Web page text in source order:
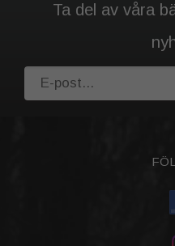
Ta del av våra